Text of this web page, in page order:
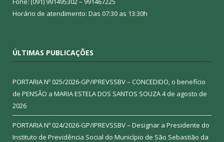
Horário de atendimento: Das 07:30 as 13:30h
ÚLTIMAS PUBLICAÇÕES
PORTARIA Nº 025/2026-GP/IPREVSSBV – CONCEDIDO, o benefício
de PENSÃO a MARIA ESTELA DOS SANTOS SOUZA4 de agosto de
2026
PORTARIA Nº 024/2026-GP/IPREVSSBV – Designar a Presidente do
Instituto de Previdência Social do Município de São Sebastião da